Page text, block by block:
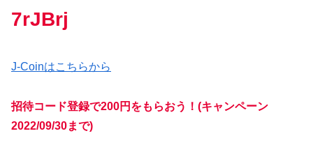
7rJBrj
J-Coinはこちらから
招待コード登録で200円をもらおう！(キャンペーン
2022/09/30まで)